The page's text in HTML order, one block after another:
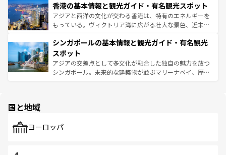
とつ。フォーやバインミー、ベトナムコーヒーなどは、ぜ
ひ現地で味わいたい。どの地域を訪れてもあたたかい人々
が旅行者を迎えてくれるので、きっと忘れられない旅にな
参照してほしい。
の活気が交差している。北部ではチェンマイなどの山岳地
帯で自然と触れ合い、南部ではプーケットやクラビの美し
いビーチでリゾート気分を楽しむことができる。タイ料理
激する。気候は一年中温暖で、どの季節にも異なる楽しみ
が待っている。親しみやすいタイの人々、仏教を中心とし
た文化、そして多様な観光資源が、訪れる旅人を魅了し続
ける。 なお、新着のタイ情報はコンテンツ一覧を参照して
香港の基本情報と観光ガイド・有名観光スポット
アジアと西洋の文化が交わる香港は、特有のエネルギーを
もっている。ヴィクトリア湾に広がる壮大な景色、近未来
み、どこを訪れても感動するはず。観光スポットが密集し
ており、効率よく見どころを回れるのも魅力。息をのむよ
うな絶景から文化的な体験まで、香港を存分に楽しみ尽く
そう。 なお、新着の香港情報はコンテンツ一覧を参照して
シンガポールの基本情報と観光ガイド・有名観光
スポット
アジアの交差点として多文化が融合した独自の魅力を放つ
シンガポール。未来的な建築物が並ぶマリーナベイ、歴史
で、ホーカーズは地元の風情を楽しめる外せないスポット
国と地域
ヨーロッパ